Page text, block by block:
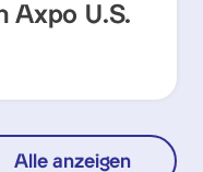
Axpo U.S.
Alle anzeigen